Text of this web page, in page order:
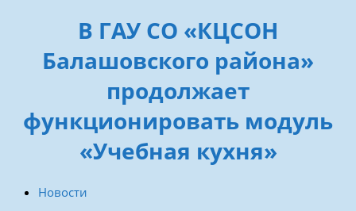
В ГАУ СО «КЦСОН
Балашовского района»
продолжает
функционировать модуль
«Учебная кухня»
Новости